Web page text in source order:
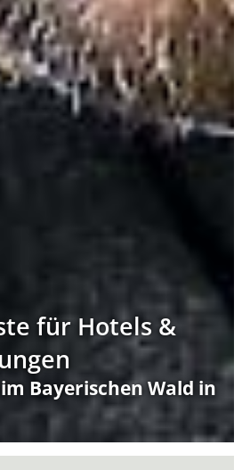
für Hotels &
Bayerischen Wald in